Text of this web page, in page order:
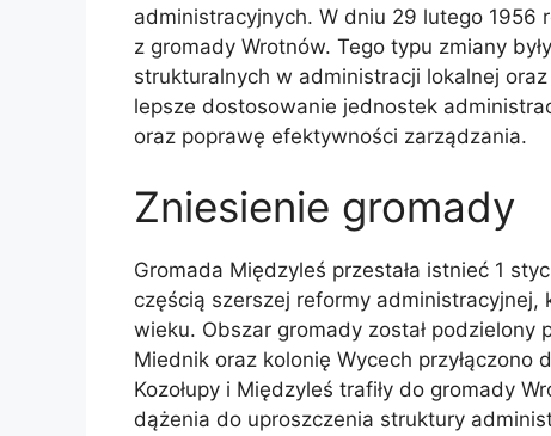
administracyjnych. W dniu 29 lutego 1956
z gromady Wrotnów. Tego typu zmiany
strukturalnych w administracji lokalnej
lepsze dostosowanie jednostek
oraz poprawę efektywności zarządzania.
Zniesienie gromady
Gromada Międzyleś przestała istnieć 1
częścią szerszej reformy administracyjnej,
wieku. Obszar gromady został
Miednik oraz kolonię Wycech przyłączono
Kozołupy i Międzyleś trafiły do gromady
dążenia do uproszczenia struktury